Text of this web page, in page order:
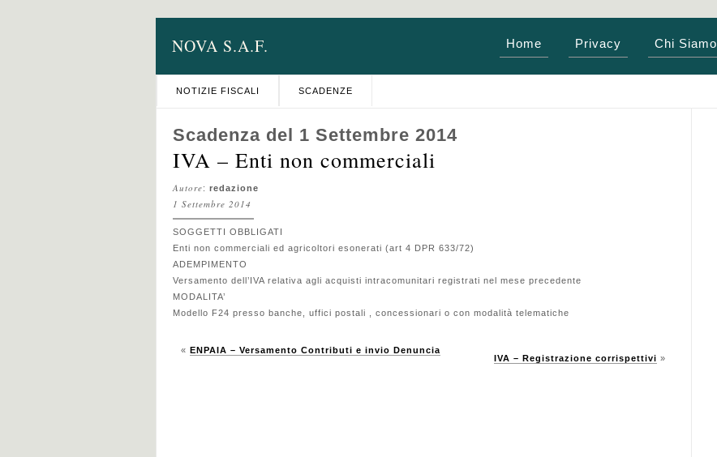
NOVA S.A.F. Home Privacy Chi Siamo
NOTIZIE FISCALI SCADENZE
Scadenza del 1 Settembre 2014
IVA – Enti non commerciali
Autore: redazione
1 Settembre 2014
SOGGETTI OBBLIGATI
Enti non commerciali ed agricoltori esonerati (art 4 DPR 633/72)
ADEMPIMENTO
Versamento dell’IVA relativa agli acquisti intracomunitari registrati nel mese precedente
MODALITA’
Modello F24 presso banche, uffici postali , concessionari o con modalità telematiche
« ENPAIA – Versamento Contributi e invio Denuncia
IVA – Registrazione corrispettivi »